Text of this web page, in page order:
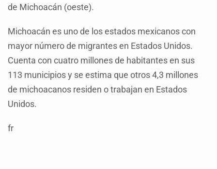
de Michoacán (oeste).
Michoacán es uno de los estados mexicanos con
mayor número de migrantes en Estados Unidos.
Cuenta con cuatro millones de habitantes en sus
113 municipios y se estima que otros 4,3 millones
de michoacanos residen o trabajan en Estados
Unidos.
fr